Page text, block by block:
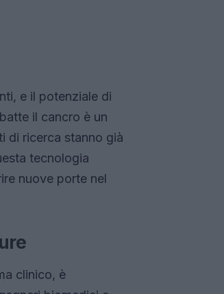
e il potenziale di
il cancro è un
di ricerca stanno già
tecnologia
nuove porte nel
clinico, è